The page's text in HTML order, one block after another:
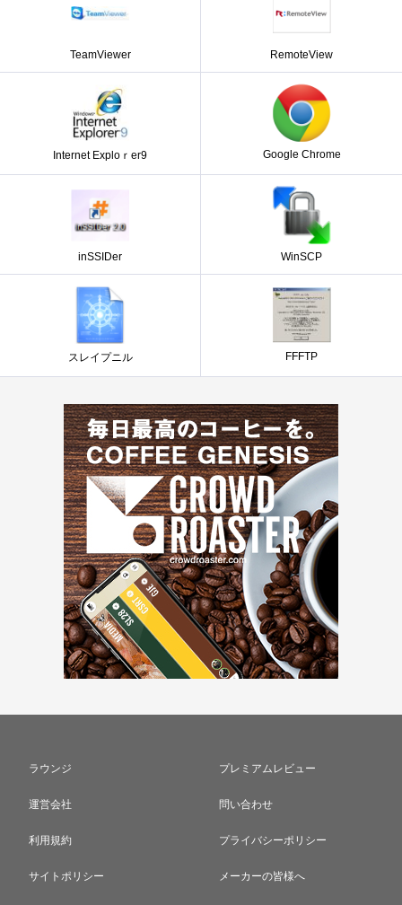
TeamViewer RemoteView
Internet Exploｒer9 Google Chrome
inSSIDer WinSCP
スレイプニル FFFTP
ラウンジ プレミアムレビュー
運営会社 問い合わせ
利用規約 プライバシーポリシー
サイトポリシー メーカーの皆様へ